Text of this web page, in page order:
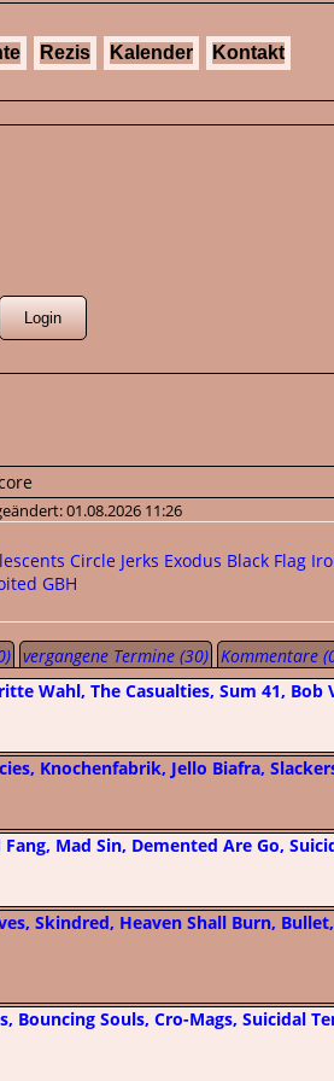
Rezis Kalender Kontakt
01.08.2026 11:26
Circle Jerks Exodus Black Flag
GBH
vergangene Termine (30) Kommentare
Wahl, The Casualties, Sum 41, Bob
Knochenfabrik, Jello Biafra,
Mad Sin, Demented Are Go,
Skindred, Heaven Shall Burn,
Souls, Cro-Mags, Suicidal